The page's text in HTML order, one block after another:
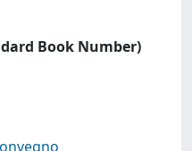
Book Number)